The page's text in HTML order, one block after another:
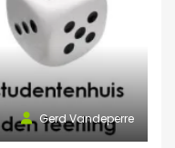
Gerd Vandeperre